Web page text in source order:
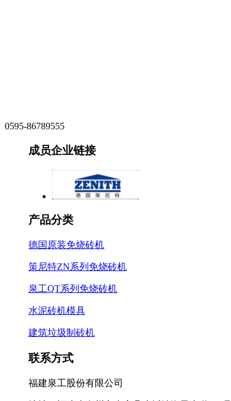
0595-86789555
成员企业链接
产品分类
德国原装免烧砖机
策尼特ZN系列免烧砖机
泉工QT系列免烧砖机
水泥砖机模具
建筑垃圾制砖机
联系方式
福建泉工股份有限公司